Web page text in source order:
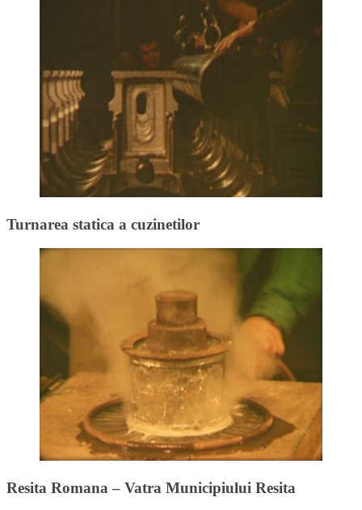
Turnarea statica a cuzinetilor
Resita Romana – Vatra Municipiului Resita